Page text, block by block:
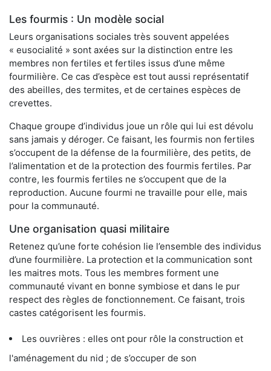
Les fourmis : Un modèle social
Leurs organisations sociales très souvent appelées
« eusocialité » sont axées sur la distinction entre les
membres non fertiles et fertiles issus d’une même
fourmilière. Ce cas d’espèce est tout aussi représentatif
des abeilles, des termites, et de certaines espèces de
crevettes.
Chaque groupe d’individus joue un rôle qui lui est dévolu
sans jamais y déroger. Ce faisant, les fourmis non fertiles
s’occupent de la défense de la fourmilière, des petits, de
l’alimentation et de la protection des fourmis fertiles. Par
contre, les fourmis fertiles ne s’occupent que de la
reproduction. Aucune fourmi ne travaille pour elle, mais
pour la communauté.
Une organisation quasi militaire
Retenez qu’une forte cohésion lie l’ensemble des individus
d’une fourmilière. La protection et la communication sont
les maitres mots. Tous les membres forment une
communauté vivant en bonne symbiose et dans le pur
respect des règles de fonctionnement. Ce faisant, trois
castes catégorisent les fourmis.
Les ouvrières : elles ont pour rôle la construction et
l'aménagement du nid ; de s’occuper de son